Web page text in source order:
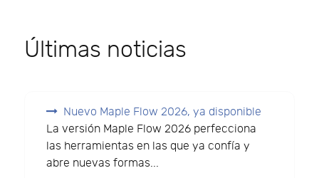
Últimas noticias
Nuevo Maple Flow 2026, ya disponible
La versión Maple Flow 2026 perfecciona
las herramientas en las que ya confía y
abre nuevas formas...